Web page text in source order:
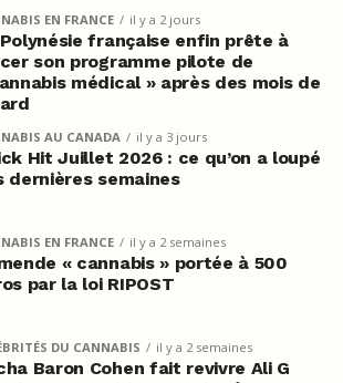
EN FRANCE il y a 2 jours
française enfin prête à
son programme pilote de
médical » après des mois de
AU CANADA il y a 3 jours
Hit Juillet 2026 : ce qu’on a loupé
dernières semaines
EN FRANCE il y a 2 semaines
« cannabis » portée à 500
par la loi RIPOST
DU CANNABIS il y a 2 semaines
Baron Cohen fait revivre Ali G